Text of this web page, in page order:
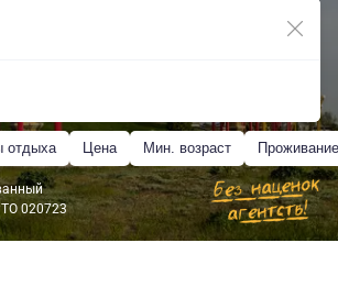
отдыха Цена Мин. возраст Проживание
020723